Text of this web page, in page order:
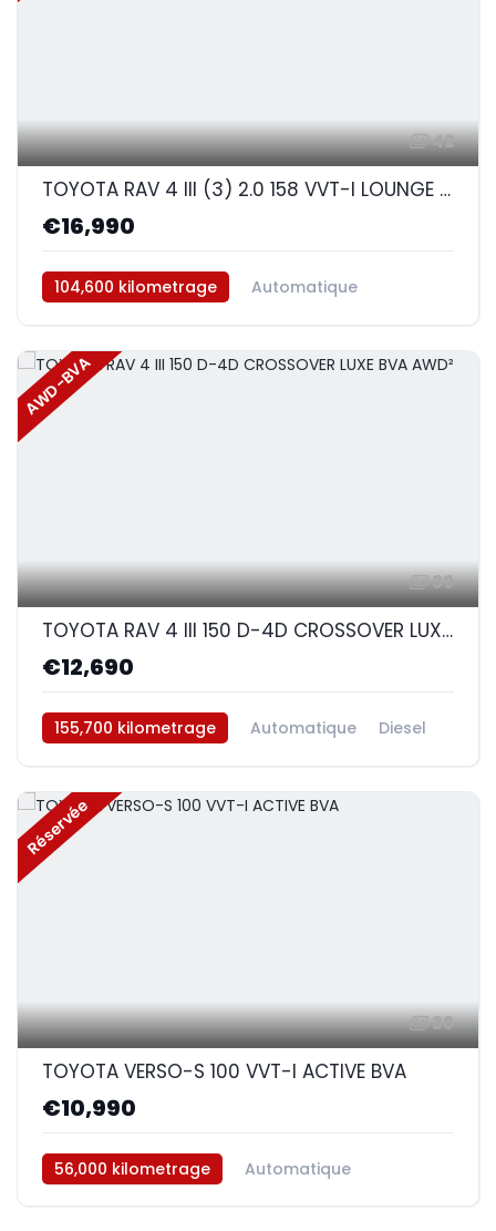
42
TOYOTA RAV 4 III (3) 2.0 158 VVT-I LOUNGE AWD BVA
€16,990
104,600 kilometrage
Automatique
AWD-BVA
39
TOYOTA RAV 4 III 150 D-4D CROSSOVER LUXE BVA AWD²
€12,690
155,700 kilometrage Automatique
Diesel
Réservée
38
TOYOTA VERSO-S 100 VVT-I ACTIVE BVA
€10,990
56,000 kilometrage Automatique